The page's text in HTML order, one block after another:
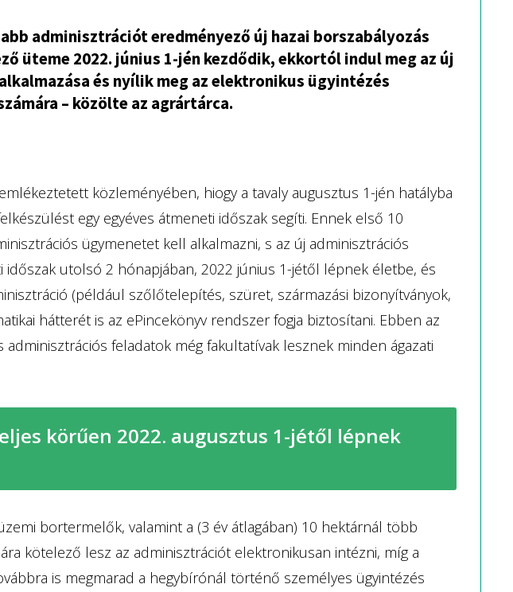
adminisztrációt eredményező új hazai borszabályozás
üteme 2022. június 1-jén kezdődik, ekkortól indul meg az új
és nyílik meg az elektronikus ügyintézés
– közölte az agrártárca.
közleményében, hiogy a tavaly augusztus 1-jén hatályba
egy egyéves átmeneti időszak segíti. Ennek első 10
ügymenetet kell alkalmazni, s az új adminisztrációs
időszak utolsó 2 hónapjában, 2022 június 1-jétől lépnek életbe, és
(például szőlőtelepítés, szüret, származási bizonyítványok,
hátterét is az ePincekönyv rendszer fogja biztosítani. Ebben az
feladatok még fakultatívak lesznek minden ágazati
körűen 2022. augusztus 1-jétől lépnek
bortermelők, valamint a (3 év átlagában) 10 hektárnál több
kötelező lesz az adminisztrációt elektronikusan intézni, míg a
is megmarad a hegybírónál történő személyes ügyintézés